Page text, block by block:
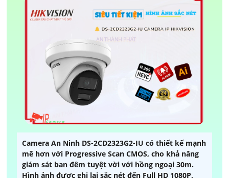
Camera An Ninh DS-2CD2323G2-IU có thiết kế mạnh
mẽ hơn với Progressive Scan CMOS, cho khả năng
giám sát ban đêm tuyệt vời với hồng ngoại 30m.
Hình ảnh được ghi lại sắc nét đến Full HD 1080P,